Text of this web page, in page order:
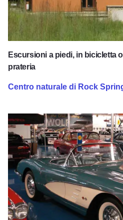
Escursioni a piedi, in bicicletta
prateria
Centro naturale di Rock
Museo Chevrolet Hall of Fame